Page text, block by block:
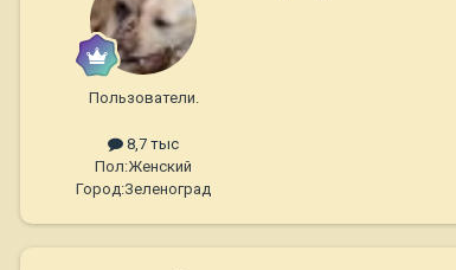
Пользователи.
8,7 тыс
Пол:Женский
Город:Зеленоград